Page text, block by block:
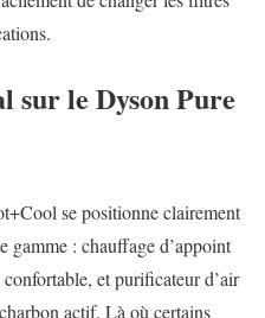
sur le Dyson Pure
se positionne clairement
gamme : chauffage d’appoint
et purificateur d’air
actif. Là où certains